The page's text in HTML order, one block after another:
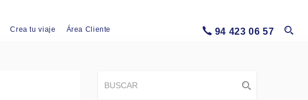
Crea tu viaje Área Cliente 94 423 06 57